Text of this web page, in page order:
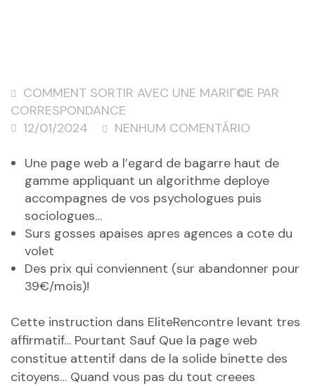
COMMENT SORTIR AVEC UNE MARIГ©E PAR
CORRESPONDANCE
12/01/2024
NENHUM COMENTÁRIO
Une page web a l’egard de bagarre haut de
gamme appliquant un algorithme deploye
accompagnes de vos psychologues puis
sociologues…
Surs gosses apaises apres agences a cote du
volet
Des prix qui conviennent (sur abandonner pour
39€/mois)!
Cette instruction dans EliteRencontre levant tres
affirmatif… Pourtant Sauf Que la page web
constitue attentif dans de la solide binette des
citoyens… Quand vous pas du tout creees